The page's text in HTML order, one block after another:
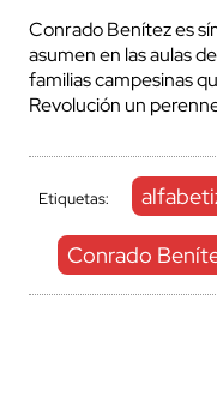
Conrado Benítez es
asumen en las aulas
familias campesinas
Revolución un
Etiquetas:
Conrado